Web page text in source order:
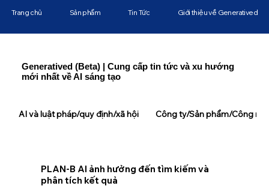
Generatived (Beta) | Cung cấp tin tức và xu hướng
mới nhất về AI sáng tạo
PLAN-B AI ảnh hưởng đến tìm kiếm và
phân tích kết quả
Trang chủ Sản phẩm Tin Tức Giới thiệu về Generatived
AI và luật pháp/quy định/xã hội Công ty/Sản phẩm/Công